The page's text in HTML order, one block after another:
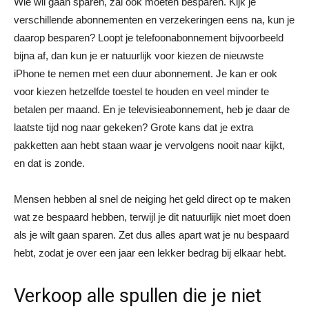
verschillende abonnementen en verzekeringen eens na, kun je
daarop besparen? Loopt je telefoonabonnement bijvoorbeeld
bijna af, dan kun je er natuurlijk voor kiezen de nieuwste
iPhone te nemen met een duur abonnement. Je kan er ook
voor kiezen hetzelfde toestel te houden en veel minder te
betalen per maand. En je televisieabonnement, heb je daar de
laatste tijd nog naar gekeken? Grote kans dat je extra
pakketten aan hebt staan waar je vervolgens nooit naar kijkt,
en dat is zonde.
Mensen hebben al snel de neiging het geld direct op te maken
wat ze bespaard hebben, terwijl je dit natuurlijk niet moet doen
als je wilt gaan sparen. Zet dus alles apart wat je nu bespaard
hebt, zodat je over een jaar een lekker bedrag bij elkaar hebt.
Verkoop alle spullen die je niet